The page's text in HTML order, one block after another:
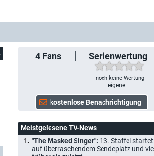
4 Fans Serienwertung
noch keine Wertung
eigene: –
Meistgelesene TV-News
"The Masked Singer": 13. Staffel startet
auf überraschendem Sendeplatz und viel